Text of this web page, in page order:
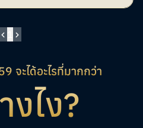
จะได้อะไรที่มากกว่า
งไง?